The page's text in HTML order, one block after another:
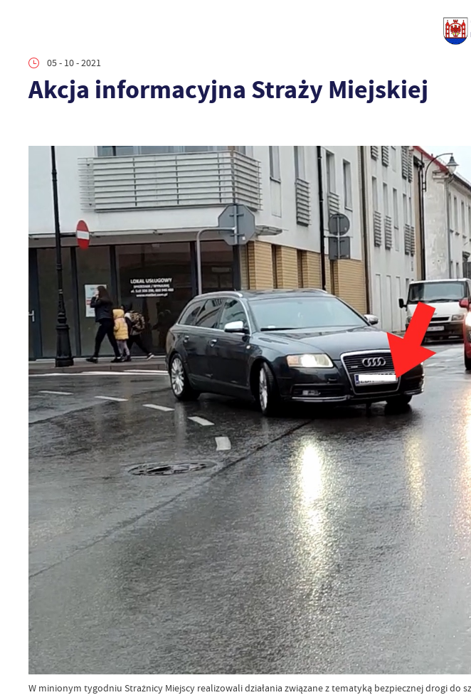
05 - 10 - 2021
Akcja informacyjna Straży Miejskiej
W minionym tygodniu Strażnicy Miejscy realizowali działania związane z tematyką bezpiecznej drogi